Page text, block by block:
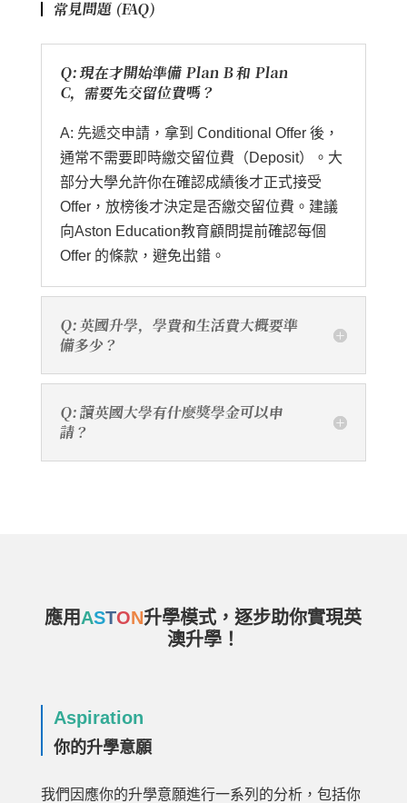
常見問題 (FAQ)
Q: 現在才開始準備 Plan B 和 Plan
C，需要先交留位費嗎？
A: 先遞交申請，拿到 Conditional Offer 後，
通常不需要即時繳交留位費（Deposit）。大
部分大學允許你在確認成績後才正式接受
Offer，放榜後才決定是否繳交留位費。建議
向Aston Education教育顧問提前確認每個
Offer 的條款，避免出錯。
Q: 英國升學，學費和生活費大概要準
備多少？
Q: 讀英國大學有什麼獎學金可以申
請？
應用ASTON升學模式，逐步助你實現英
澳升學！
Aspiration
你的升學意願
我們因應你的升學意願進行一系列的分析，包括你